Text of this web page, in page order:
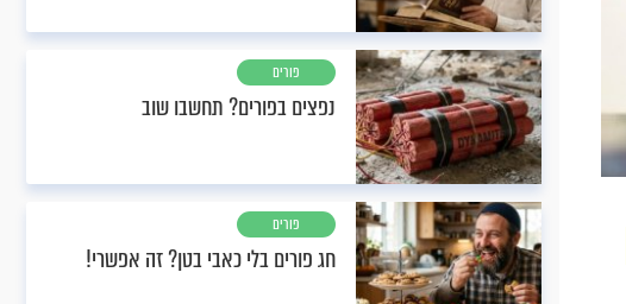
פורים
נפצים בפורים? תחשבו שוב
פורים
חג פורים בלי כאבי בטן? זה אפשרי!